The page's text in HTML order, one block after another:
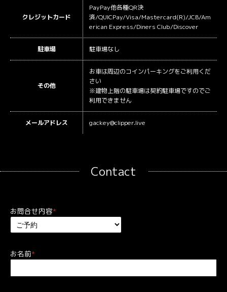
クレジットカード
PayPay他各種QR決
済/QUICPay/Visa/Mastercard(R)/JCB/Am
erican Express/Diners Club/Discover
駐車場 駐車場なし
その他
お車は周辺のコインパーキングをご利用くだ
さい
※建物上階の駐車場は契約駐車場ですのでご
利用できません
メールアドレス gackey@clipper.live
Contact
お問合せ内容*
お名前*